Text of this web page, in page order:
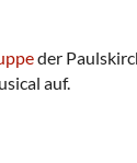
der
auf.